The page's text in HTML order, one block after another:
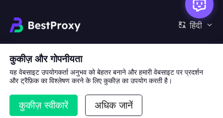
हिंदी
सहयोग:michael.wang@bestproxy.com
हमारे बारे में ब्रांड एसेट सेवा की शर्तें
कुकीज़ और गोपनीयता
यह वेबसाइट उपयोगकर्ता अनुभव को बेहतर बनाने और हमारी वेबसाइट पर प्रदर्शन
और ट्रैफ़िक का विश्लेषण करने के लिए कुकीज़ का उपयोग करती है।
कुकीज़ स्वीकारें अधिक जानें